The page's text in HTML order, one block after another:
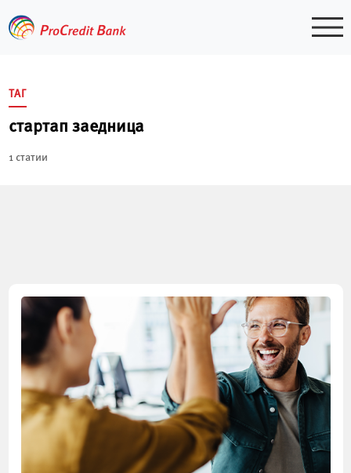
to
content
ТАГ
стартап заедница
1 статии